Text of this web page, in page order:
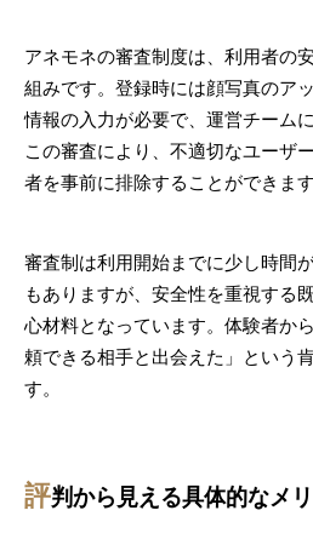
アネモネの審査制度は、利用者の
組みです。登録時には顔写真のア
情報の入力が必要で、運営チーム
この審査により、不適切なユーザ
者を事前に排除することができます
審査制は利用開始までに少し時間
もありますが、安全性を重視する
心材料となっています。体験者か
頼できる相手と出会えた」という
す。
評判から見える具体的なメ